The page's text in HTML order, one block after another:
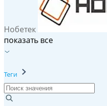
Нобетек
показать все
Теги